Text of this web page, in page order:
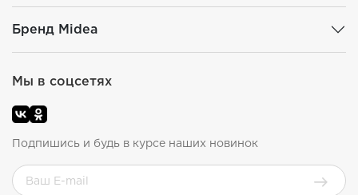
Бренд Midea
Мы в соцсетях
Подпишись и будь в курсе наших новинок